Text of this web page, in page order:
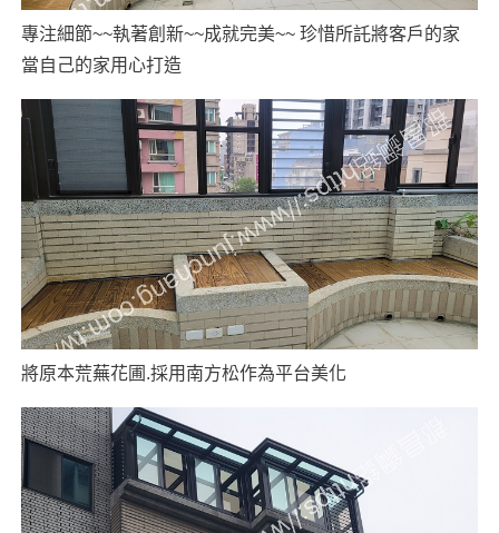
專注細節~~執著創新~~成就完美~~ 珍惜所託將客戶的家
當自己的家用心打造
將原本荒蕪花圃.採用南方松作為平台美化